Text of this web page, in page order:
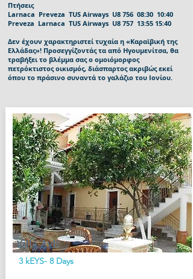
Πτήσεις
Larnaca Preveza TUS Airways U8 756 08:30 10:40
Preveza Larnaca TUS Airways U8 757 13:55 15:40
Δεν έχουν χαρακτηριστεί τυχαία η «Καραϊβική της
Ελλάδας»! Προσεγγίζοντάς τα από Ηγουμενίτσα, θα
τραβήξει το βλέμμα σας ο ομοιόμορφος
πετρόκτιστος οικισμός, διάσπαρτος ακριβώς εκεί
όπου το πράσινο συναντά το γαλάζιο του Ιονίου.
Villa Avli
3 kEYS- 8 Days